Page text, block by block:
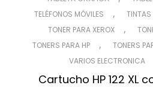
TELÉFONOS MÓVILES , TINTAS
TONER PARA XEROX ,
TONERS PARA HP , TONERS
VARIOS ELECTRONICA
Cartucho HP 122 XL